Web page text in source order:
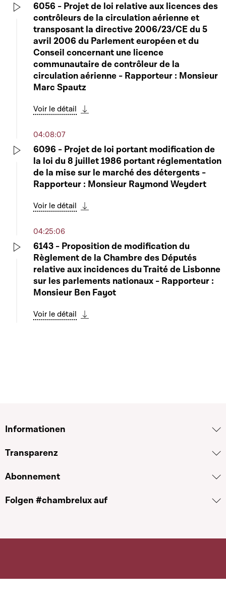
6056 - Projet de loi relative aux licences des
contrôleurs de la circulation aérienne et
transposant la directive 2006/23/CE du 5
avril 2006 du Parlement européen et du
Conseil concernant une licence
communautaire de contrôleur de la
circulation aérienne - Rapporteur : Monsieur
Marc Spautz
Voir le détail
04:08:07
6096 - Projet de loi portant modification de
la loi du 8 juillet 1986 portant réglementation
de la mise sur le marché des détergents -
Rapporteur : Monsieur Raymond Weydert
Voir le détail
04:25:06
6143 - Proposition de modification du
Règlement de la Chambre des Députés
relative aux incidences du Traité de Lisbonne
sur les parlements nationaux - Rapporteur :
Monsieur Ben Fayot
Voir le détail
Informationen
Transparenz
Abonnement
Folgen #chambrelux auf